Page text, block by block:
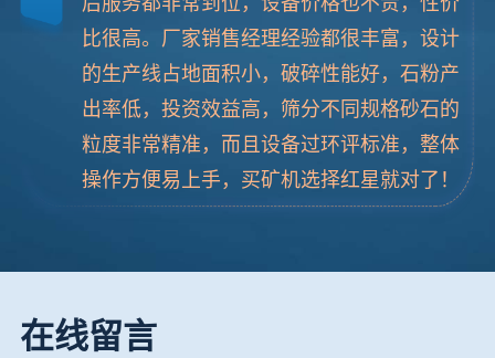
比很高。厂家销售经理经验都很丰富，设计
的生产线占地面积小，破碎性能好，石粉产
出率低，投资效益高，筛分不同规格砂石的
粒度非常精准，而且设备过环评标准，整体
操作方便易上手，买矿机选择红星就对了！
在线留言